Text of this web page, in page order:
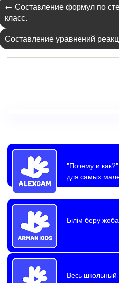
← Составление формул по
класс.
Составление уравнений
"Почему и как?"
для самых
Білім беру
Весь школьный